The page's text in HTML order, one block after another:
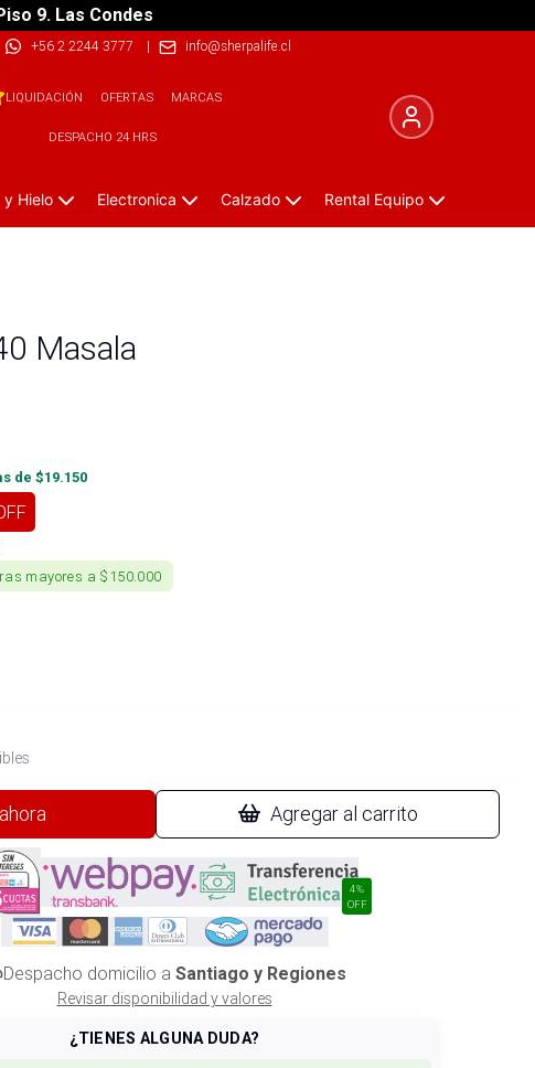
9. Las Condes
+56 2 2244 3777 | info@sherpalife.cl
LIQUIDACIÓN OFERTAS MARCAS
DESPACHO 24 HRS
y Hielo Electronica Calzado Rental Equipo
Masala
de $19.150
mayores a $150.000
Agregar al carrito
4%
OFF
Despacho domicilio a Santiago y Regiones
Revisar disponibilidad y valores
¿TIENES ALGUNA DUDA?